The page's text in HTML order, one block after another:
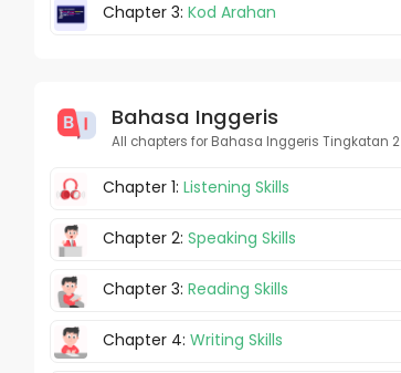
Chapter 3:Kod Arahan
Bahasa Inggeris
All chapters for Bahasa Inggeris Tingkatan 2
Chapter 1:Listening Skills
Chapter 2:Speaking Skills
Chapter 3:Reading Skills
Chapter 4:Writing Skills